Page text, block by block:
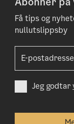
Få tips og
nullutslippsby
Jeg godtar